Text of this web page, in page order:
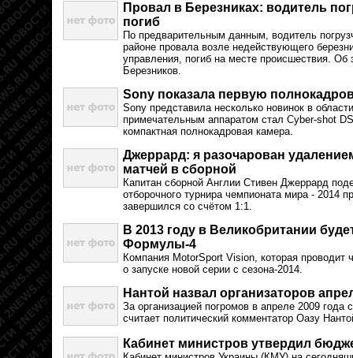
Провал в Березниках: водитель
погиб
По предварительным данным, водитель
районе провала возле недействующего
управления, погиб на месте происшествия.
Березников.
Sony показала первую
Sony представила несколько новинок в
примечательным аппаратом стал Cyber-shot
компактная полнокадровая камера.
Джеррард: я разочарован
матчей в сборной
Капитан сборной Англии Стивен Джеррард
отборочного турнира чемпионата мира - 2014
завершился со счётом 1:1.
В 2013 году в Великобритании
Формулы-4
Компания MotorSport Vision, которая
о запуске новой серии с сезона-2014.
Нантой назвал организаторов
За организацией погромов в апреле 2009 года
считает политический комментатор Оазу
Кабинет министров утвердил